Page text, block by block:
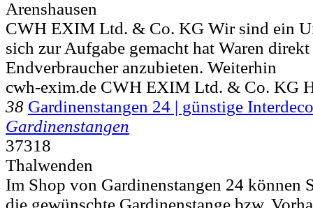
Arenshausen
CWH EXIM Ltd. & Co. KG Wir sind ein
sich zur Aufgabe gemacht hat Waren
Endverbraucher anzubieten. Weiterhin
cwh-exim.de CWH EXIM Ltd. & Co. KG
38 Gardinenstangen 24 | günstige
Gardinenstangen
37318
Thalwenden
Im Shop von Gardinenstangen 24 können
die gewünschte Gardinenstange bzw.